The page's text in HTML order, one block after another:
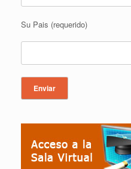
Su Pais (requerido)